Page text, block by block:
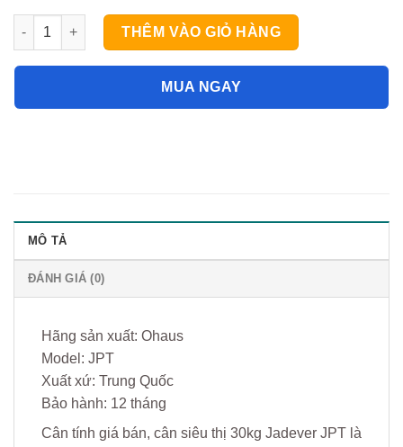
Cân tính giá bán, cân siêu thị 30kg Jadever JPT số lượng
THÊM VÀO GIỎ HÀNG
MUA NGAY
MÔ TẢ
ĐÁNH GIÁ (0)
Hãng sản xuất: Ohaus
Model: JPT
Xuất xứ: Trung Quốc
Bảo hành: 12 tháng
Cân tính giá bán, cân siêu thị 30kg Jadever JPT là